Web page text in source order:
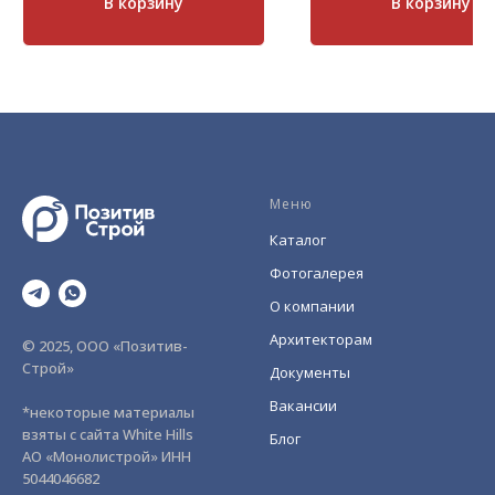
чуть заметные сколы,
Эффектно смотрится на
© 2025, ООО «Позитив-
Строй»
*некоторые материалы
взяты с сайта White Hills
АО «Монолистрой» ИНН
5044046682
Меню
Каталог
Фотогалерея
О компании
Архитекторам
Документы
Вакансии
Блог